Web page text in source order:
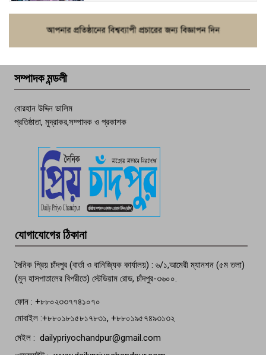
পচা দুর্গন্ধে ৯৯৯-এ ফোন, ফরিদগঞ্জে
তরুণের অর্ধগলিত লাশ উদ্ধার
বেঁচে নেই, বিভিন্ন সংগঠনের শোক
সম্পাদক মন্ডলী
বোরহান উদ্দিন ডালিম
প্রতিষ্ঠাতা, মুদ্রাকর,সম্পাদক ও প্রকাশক
যোগাযোগের ঠিকানা
দৈনিক প্রিয় চাঁদপুর (বার্তা ও বানিজ্যিক কার্যালয়) : ৬/১,আমেরী ম্যানশন (৫ম তলা)
(মুন হাসপাতালের বিপরীতে) স্টেডিয়াম রোড, চাঁদপুর-৩৬০০.
ফোন : +৮৮০২৩৩৭৭৪১০৭০
মোবাইল :+৮৮০১৮১৫৮১৭৮৩১, +৮৮০১৯৫৭৪৯৩১৩২
মেইল : dailypriyochandpur@gmail.com